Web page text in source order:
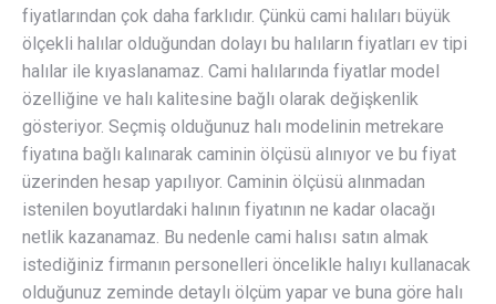
fiyatlarından çok daha farklıdır. Çünkü cami halıları büyük
ölçekli halılar olduğundan dolayı bu halıların fiyatları ev tipi
halılar ile kıyaslanamaz. Cami halılarında fiyatlar model
özelliğine ve halı kalitesine bağlı olarak değişkenlik
gösteriyor. Seçmiş olduğunuz halı modelinin metrekare
fiyatına bağlı kalınarak caminin ölçüsü alınıyor ve bu fiyat
üzerinden hesap yapılıyor. Caminin ölçüsü alınmadan
istenilen boyutlardaki halının fiyatının ne kadar olacağı
netlik kazanamaz. Bu nedenle cami halısı satın almak
istediğiniz firmanın personelleri öncelikle halıyı kullanacak
olduğunuz zeminde detaylı ölçüm yapar ve buna göre halı